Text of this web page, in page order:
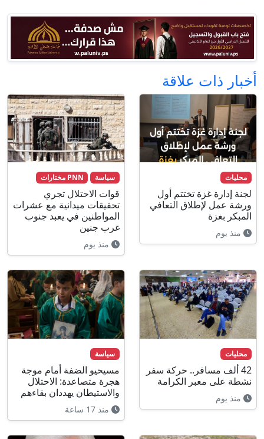
أخبار ذات علاقة
محليات
لجنة إدارة غزة تختتم أول
ورشة عمل لإطلاق التعافي
المبكر بغزة
منذ يوم
سياسة PNN مختارات
قوات الاحتلال تجري
تحقيقات ميدانية مع عشرات
المواطنين في يعبد جنوب
غرب جنين
منذ يوم
محليات
42 ألف مسافر.. حركة سفر
نشطة على معبر الكرامة
منذ يوم
سياسة
مسيحيو الضفة أمام موجة
هجرة متصاعدة: الاحتلال
والاستيطان يهددان بقاءهم
منذ 17 ساعة